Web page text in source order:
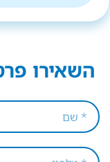
השאירו